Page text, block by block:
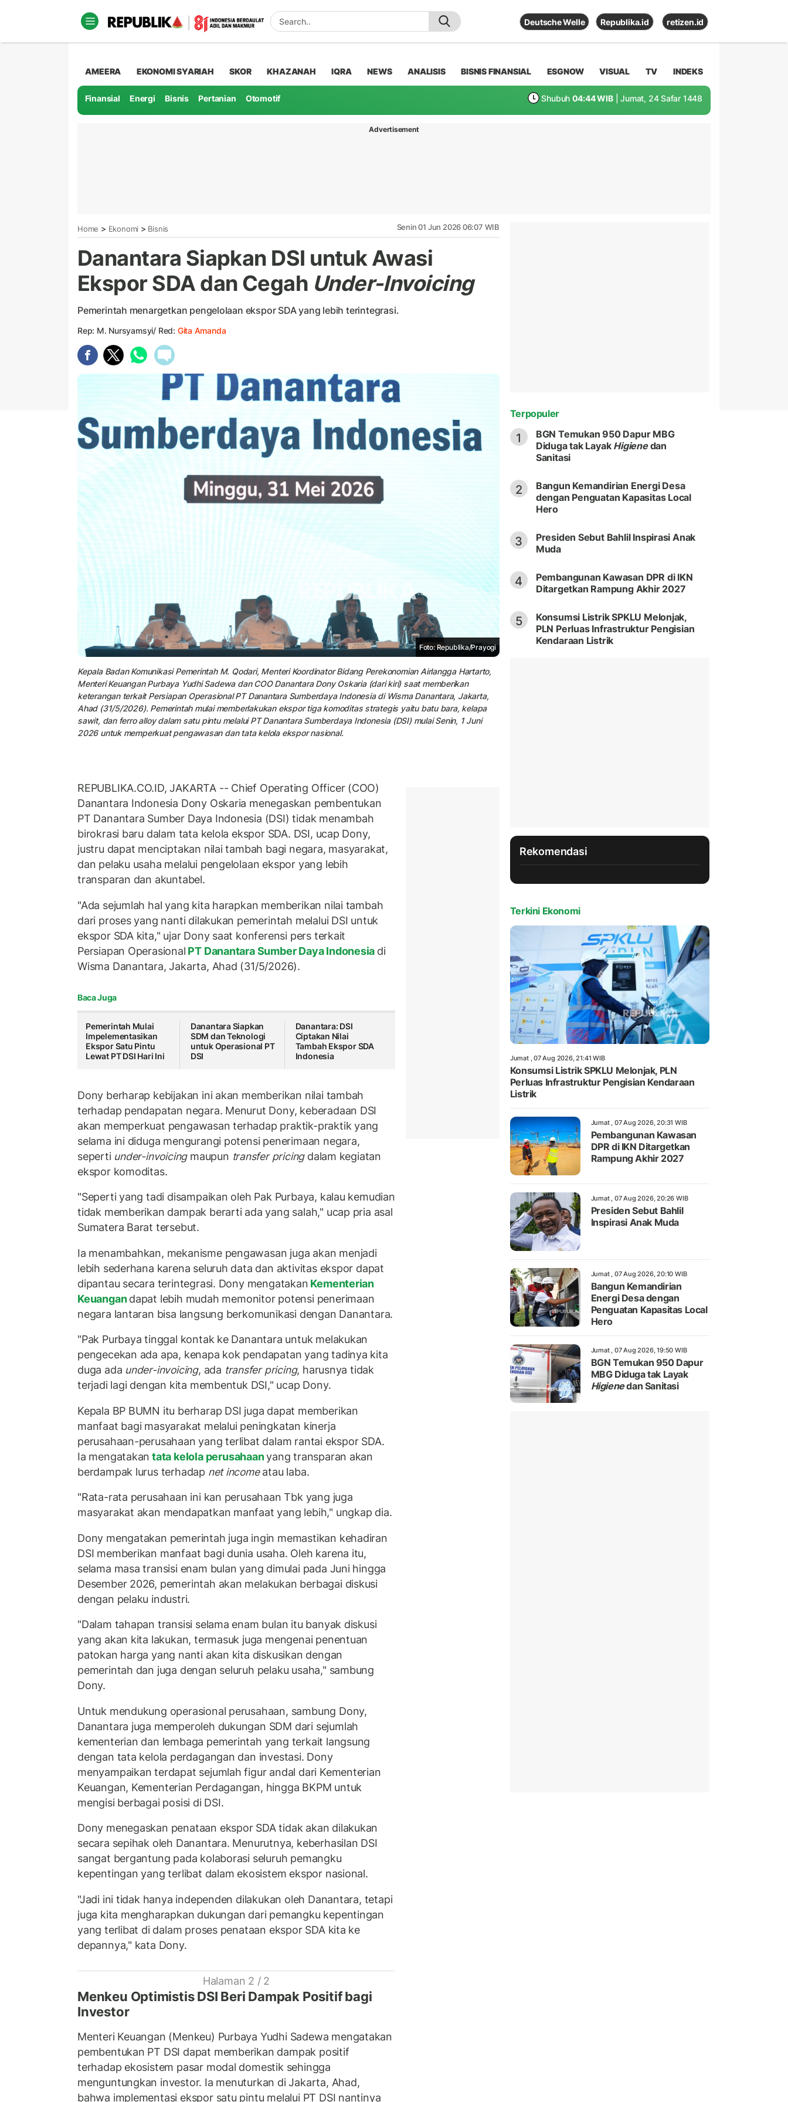
Deutsche Welle Republika.id retizen.id
AMEERA EKONOMI SYARIAH SKOR KHAZANAH IQRA NEWS ANALISIS BISNIS FINANSIAL ESGNOW VISUAL TV INDEKS
Finansial Energi Bisnis Pertanian Otomotif Shubuh 04:44 WIB | Jumat, 24 Safar 1448
Advertisement
Home > Ekonomi > Bisnis Senin 01 Jun 2026 06:07 WIB
Danantara Siapkan DSI untuk Awasi
Ekspor SDA dan Cegah Under-Invoicing
Pemerintah menargetkan pengelolaan ekspor SDA yang lebih terintegrasi.
Rep: M. Nursyamsyi/ Red: Gita Amanda
Foto: Republika/Prayogi
Kepala Badan Komunikasi Pemerintah M. Qodari, Menteri Koordinator Bidang Perekonomian Airlangga Hartarto,
Menteri Keuangan Purbaya Yudhi Sadewa dan COO Danantara Dony Oskaria (dari kiri) saat memberikan
keterangan terkait Persiapan Operasional PT Danantara Sumberdaya Indonesia di Wisma Danantara, Jakarta,
Ahad (31/5/2026). Pemerintah mulai memberlakukan ekspor tiga komoditas strategis yaitu batu bara, kelapa
sawit, dan ferro alloy dalam satu pintu melalui PT Danantara Sumberdaya Indonesia (DSI) mulai Senin, 1 Juni
2026 untuk memperkuat pengawasan dan tata kelola ekspor nasional.
REPUBLIKA.CO.ID, JAKARTA -- Chief Operating Officer (COO)
Danantara Indonesia Dony Oskaria menegaskan pembentukan
PT Danantara Sumber Daya Indonesia (DSI) tidak menambah
birokrasi baru dalam tata kelola ekspor SDA. DSI, ucap Dony,
justru dapat menciptakan nilai tambah bagi negara, masyarakat,
dan pelaku usaha melalui pengelolaan ekspor yang lebih
transparan dan akuntabel.
"Ada sejumlah hal yang kita harapkan memberikan nilai tambah
dari proses yang nanti dilakukan pemerintah melalui DSI untuk
ekspor SDA kita," ujar Dony saat konferensi pers terkait
Persiapan Operasional PT Danantara Sumber Daya Indonesia di
Wisma Danantara, Jakarta, Ahad (31/5/2026).
Baca Juga
Pemerintah Mulai
Impelementasikan
Ekspor Satu Pintu
Lewat PT DSI Hari Ini
Danantara Siapkan
SDM dan Teknologi
untuk Operasional PT
DSI
Danantara: DSI
Ciptakan Nilai
Tambah Ekspor SDA
Indonesia
Dony berharap kebijakan ini akan memberikan nilai tambah
terhadap pendapatan negara. Menurut Dony, keberadaan DSI
akan memperkuat pengawasan terhadap praktik-praktik yang
selama ini diduga mengurangi potensi penerimaan negara,
seperti under-invoicingmaupun transfer pricingdalam kegiatan
ekspor komoditas.
"Seperti yang tadi disampaikan oleh Pak Purbaya, kalau kemudian
tidak memberikan dampak berarti ada yang salah," ucap pria asal
Sumatera Barat tersebut.
Ia menambahkan, mekanisme pengawasan juga akan menjadi
lebih sederhana karena seluruh data dan aktivitas ekspor dapat
dipantau secara terintegrasi. Dony mengatakan Kementerian
Keuangandapat lebih mudah memonitor potensi penerimaan
negara lantaran bisa langsung berkomunikasi dengan Danantara.
"Pak Purbaya tinggal kontak ke Danantara untuk melakukan
pengecekan ada apa, kenapa kok pendapatan yang tadinya kita
duga ada under-invoicing, ada transfer pricing, harusnya tidak
terjadi lagi dengan kita membentuk DSI," ucap Dony.
Kepala BP BUMN itu berharap DSI juga dapat memberikan
manfaat bagi masyarakat melalui peningkatan kinerja
perusahaan-perusahaan yang terlibat dalam rantai ekspor SDA.
Ia mengatakan tata kelola perusahaanyang transparan akan
berdampak lurus terhadap net incomeatau laba.
"Rata-rata perusahaan ini kan perusahaan Tbk yang juga
masyarakat akan mendapatkan manfaat yang lebih," ungkap dia.
Dony mengatakan pemerintah juga ingin memastikan kehadiran
DSI memberikan manfaat bagi dunia usaha. Oleh karena itu,
selama masa transisi enam bulan yang dimulai pada Juni hingga
Desember 2026, pemerintah akan melakukan berbagai diskusi
dengan pelaku industri.
"Dalam tahapan transisi selama enam bulan itu banyak diskusi
yang akan kita lakukan, termasuk juga mengenai penentuan
patokan harga yang nanti akan kita diskusikan dengan
pemerintah dan juga dengan seluruh pelaku usaha," sambung
Dony.
Untuk mendukung operasional perusahaan, sambung Dony,
Danantara juga memperoleh dukungan SDM dari sejumlah
kementerian dan lembaga pemerintah yang terkait langsung
dengan tata kelola perdagangan dan investasi. Dony
menyampaikan terdapat sejumlah figur andal dari Kementerian
Keuangan, Kementerian Perdagangan, hingga BKPM untuk
mengisi berbagai posisi di DSI.
Dony menegaskan penataan ekspor SDA tidak akan dilakukan
secara sepihak oleh Danantara. Menurutnya, keberhasilan DSI
sangat bergantung pada kolaborasi seluruh pemangku
kepentingan yang terlibat dalam ekosistem ekspor nasional.
"Jadi ini tidak hanya independen dilakukan oleh Danantara, tetapi
juga kita mengharapkan dukungan dari pemangku kepentingan
yang terlibat di dalam proses penataan ekspor SDA kita ke
depannya," kata Dony.
Halaman 2 / 2
Menkeu Optimistis DSI Beri Dampak Positif bagi
Investor
Menteri Keuangan (Menkeu) Purbaya Yudhi Sadewa mengatakan
pembentukan PT DSI dapat memberikan dampak positif
terhadap ekosistem pasar modal domestik sehingga
menguntungkan investor. Ia menuturkan di Jakarta, Ahad,
bahwa implementasi ekspor satu pintu melalui PT DSI nantinya
Terpopuler
1
BGN Temukan 950 Dapur MBG
Diduga tak Layak Higienedan
Sanitasi
2
Bangun Kemandirian Energi Desa
dengan Penguatan Kapasitas Local
Hero
3
Presiden Sebut Bahlil Inspirasi Anak
Muda
4
Pembangunan Kawasan DPR di IKN
Ditargetkan Rampung Akhir 2027
5
Konsumsi Listrik SPKLU Melonjak,
PLN Perluas Infrastruktur Pengisian
Kendaraan Listrik
Rekomendasi
Terkini Ekonomi
Jumat , 07 Aug 2026, 21:41 WIB
Konsumsi Listrik SPKLU Melonjak, PLN
Perluas Infrastruktur Pengisian Kendaraan
Listrik
Jumat , 07 Aug 2026, 20:31 WIB
Pembangunan Kawasan
DPR di IKN Ditargetkan
Rampung Akhir 2027
Jumat , 07 Aug 2026, 20:26 WIB
Presiden Sebut Bahlil
Inspirasi Anak Muda
Jumat , 07 Aug 2026, 20:10 WIB
Bangun Kemandirian
Energi Desa dengan
Penguatan Kapasitas Local
Hero
Jumat , 07 Aug 2026, 19:50 WIB
BGN Temukan 950 Dapur
MBG Diduga tak Layak
Higienedan Sanitasi